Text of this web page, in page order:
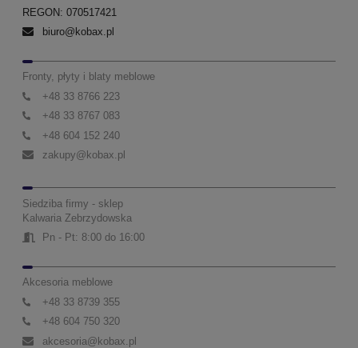
REGON: 070517421
biuro@kobax.pl
Fronty, płyty i blaty meblowe
+48 33 8766 223
+48 33 8767 083
+48 604 152 240
zakupy@kobax.pl
Siedziba firmy - sklep
Kalwaria Zebrzydowska
Pn - Pt: 8:00 do 16:00
Akcesoria meblowe
+48 33 8739 355
+48 604 750 320
akcesoria@kobax.pl